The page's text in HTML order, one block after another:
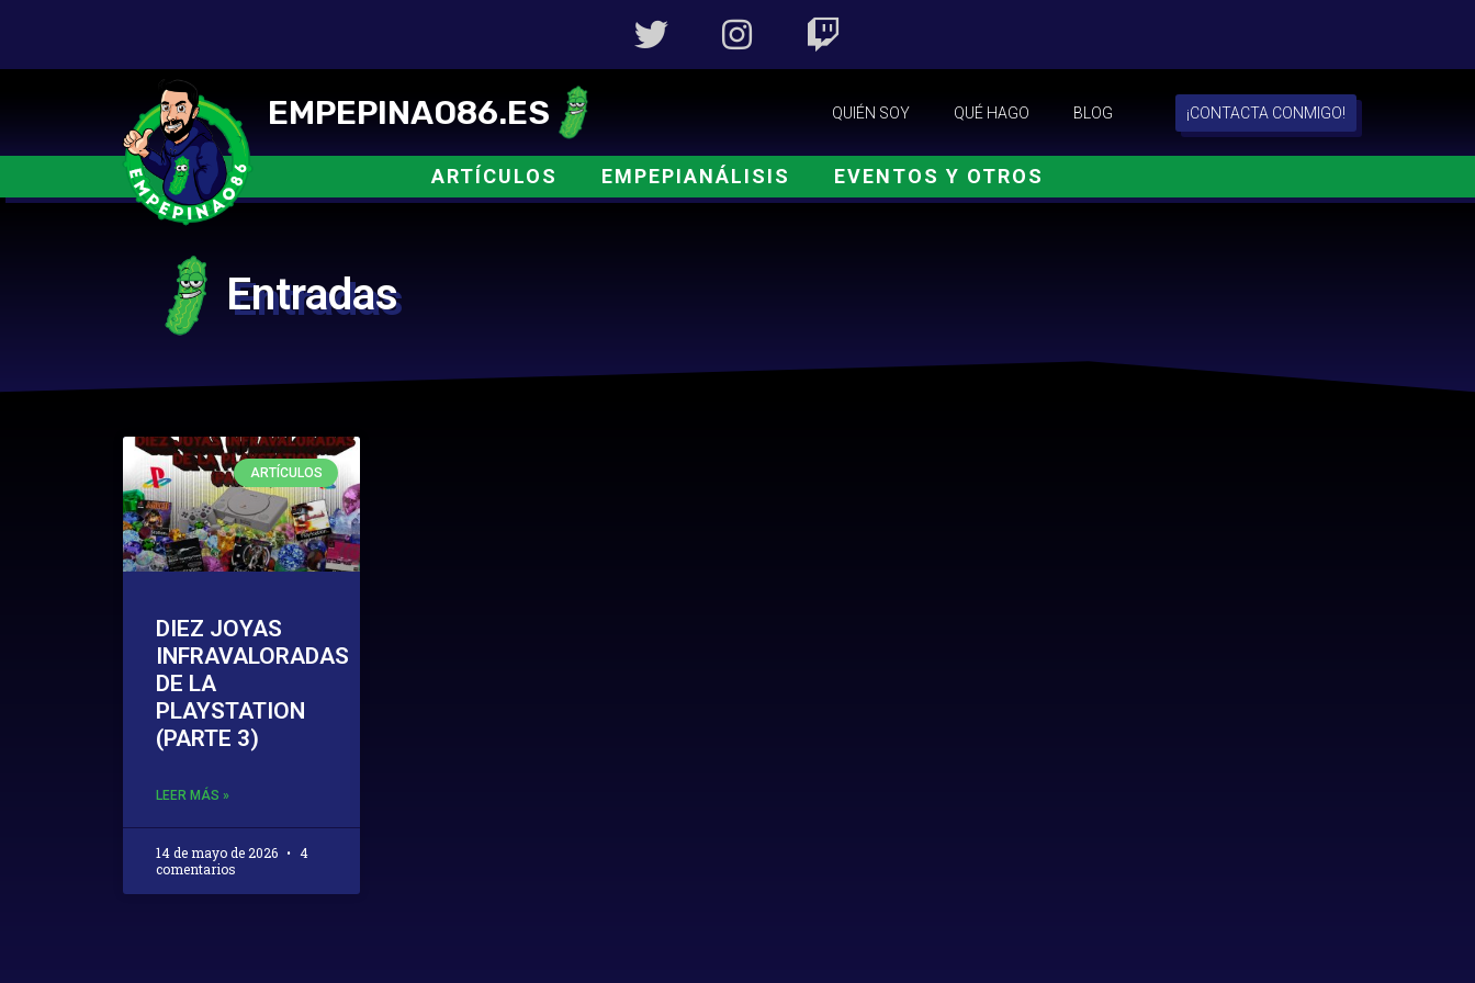
EMPEPINAO86.ES QUIÉN SOY QUÉ HAGO BLOG ¡CONTACTA CONMIGO!
ARTÍCULOS EMPEPIANÁLISIS EVENTOS Y OTROS
Entradas
ARTÍCULOS
DIEZ JOYAS
INFRAVALORADAS
DE LA
PLAYSTATION
(PARTE 3)
LEER MÁS »
14 de mayo de 2026
4
comentarios